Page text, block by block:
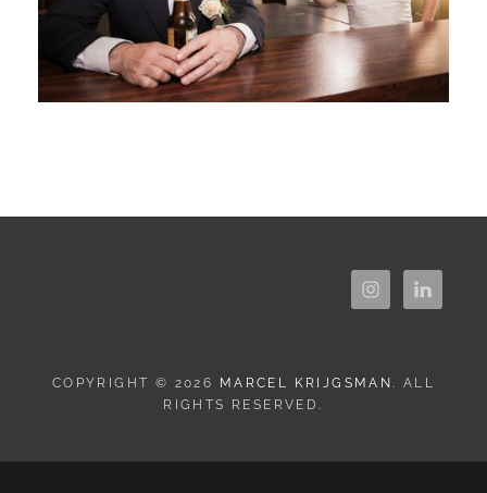
COPYRIGHT © 2026 MARCEL KRIJGSMAN. ALL
RIGHTS RESERVED.